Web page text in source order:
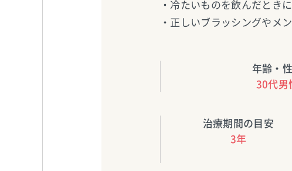
・冷たいものを飲んだとき
・正しいブラッシングやメ
年齢・性
30代男
治療期間の目安
3年